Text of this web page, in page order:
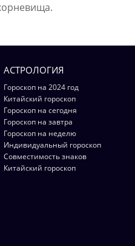
АСТРОЛОГИЯ
Гороскоп на 2024 год
Китайский гороскоп
Гороскоп на сегодня
Гороскоп на завтра
Гороскоп на неделю
Индивидуальный гороскоп
Совместимость знаков
Китайский гороскоп